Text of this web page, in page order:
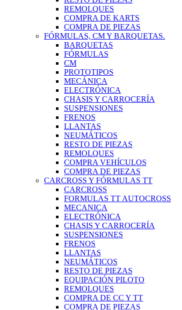
REMOLQUES
COMPRA DE KARTS
COMPRA DE PIEZAS
FÓRMULAS, CM Y BARQUETAS.
BARQUETAS
FÓRMULAS
CM
PROTOTIPOS
MECÁNICA
ELECTRÓNICA
CHASIS Y CARROCERÍA
SUSPENSIONES
FRENOS
LLANTAS
NEUMÁTICOS
RESTO DE PIEZAS
REMOLQUES
COMPRA VEHÍCULOS
COMPRA DE PIEZAS
CARCROSS Y FÓRMULAS TT
CARCROSS
FORMULAS TT AUTOCROSS
MECANICA
ELECTRÓNICA
CHASIS Y CARROCERÍA
SUSPENSIONES
FRENOS
LLANTAS
NEUMÁTICOS
RESTO DE PIEZAS
EQUIPACIÓN PILOTO
REMOLQUES
COMPRA DE CC Y TT
COMPRA DE PIEZAS